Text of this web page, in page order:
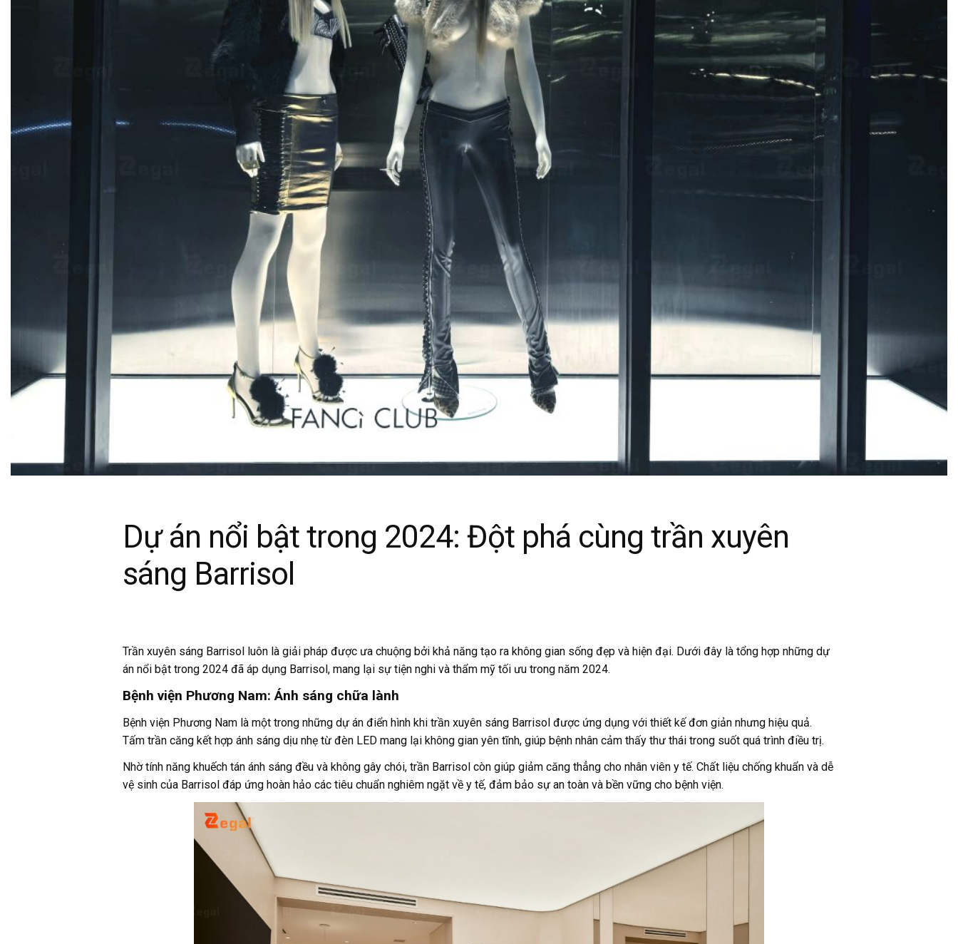
Dự án nổi bật trong 2024: Đột phá cùng trần xuyên
sáng Barrisol
Trần xuyên sáng Barrisol luôn là giải pháp được ưa chuộng bởi khả năng tạo ra không gian sống đẹp và hiện đại. Dưới đây là tổng hợp những dự
án nổi bật trong 2024 đã áp dụng Barrisol, mang lại sự tiện nghi và thẩm mỹ tối ưu trong năm 2024.
Bệnh viện Phương Nam: Ánh sáng chữa lành
Bệnh viện Phương Nam là một trong những dự án điển hình khi trần xuyên sáng Barrisol được ứng dụng với thiết kế đơn giản nhưng hiệu quả.
Tấm trần căng kết hợp ánh sáng dịu nhẹ từ đèn LED mang lại không gian yên tĩnh, giúp bệnh nhân cảm thấy thư thái trong suốt quá trình điều trị.
Nhờ tính năng khuếch tán ánh sáng đều và không gây chói, trần Barrisol còn giúp giảm căng thẳng cho nhân viên y tế. Chất liệu chống khuẩn và dễ
vệ sinh của Barrisol đáp ứng hoàn hảo các tiêu chuẩn nghiêm ngặt về y tế, đảm bảo sự an toàn và bền vững cho bệnh viện.